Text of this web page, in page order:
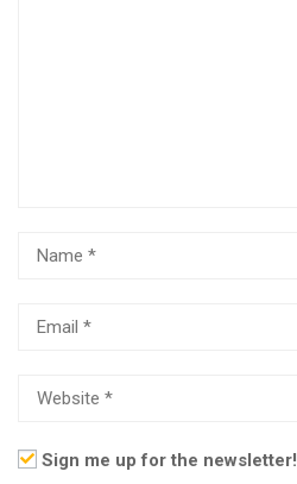
Sign me up for the newsletter!